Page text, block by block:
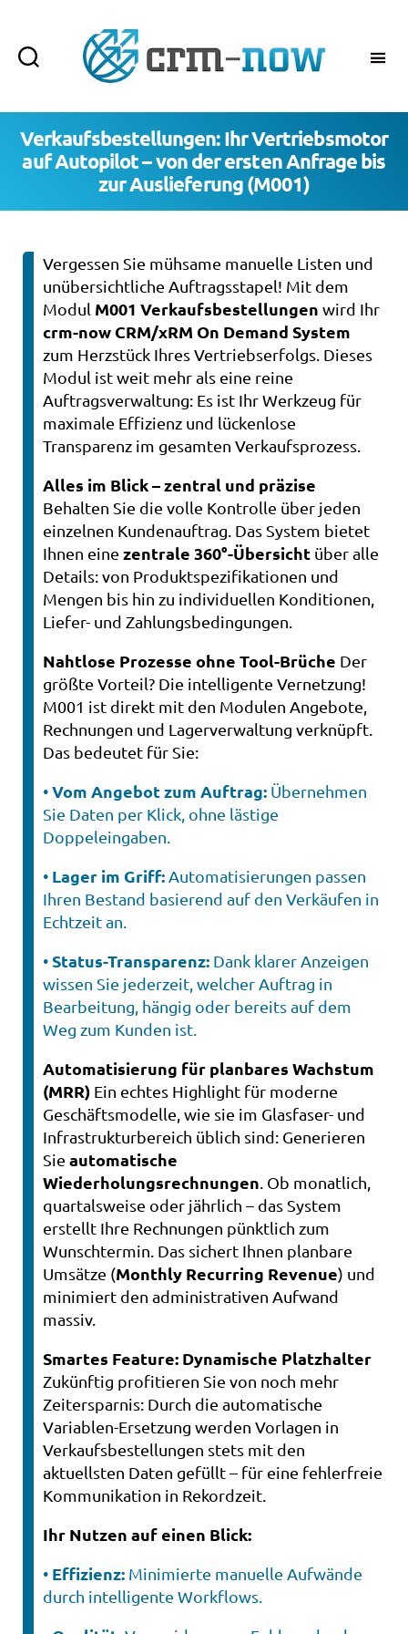
now
Verkaufsbestellungen: Ihr Vertriebsmotor
auf Autopilot – von der ersten Anfrage bis
zur Auslieferung (M001)
Vergessen Sie mühsame manuelle Listen und
unübersichtliche Auftragsstapel! Mit dem
Modul M001 Verkaufsbestellungen wird Ihr
crm-now CRM/xRM On Demand System
zum Herzstück Ihres Vertriebserfolgs. Dieses
Modul ist weit mehr als eine reine
Auftragsverwaltung: Es ist Ihr Werkzeug für
maximale Effizienz und lückenlose
Transparenz im gesamten Verkaufsprozess.
Alles im Blick – zentral und präzise
Behalten Sie die volle Kontrolle über jeden
einzelnen Kundenauftrag. Das System bietet
Ihnen einezentrale 360°-Übersicht über alle
Details: von Produktspezifikationen und
Mengen bis hin zu individuellen Konditionen,
Liefer- und Zahlungsbedingungen.
Nahtlose Prozesse ohne Tool-Brüche Der
größte Vorteil? Die intelligente Vernetzung!
M001 ist direkt mit den Modulen Angebote,
Rechnungen und Lagerverwaltung verknüpft.
Das bedeutet für Sie:
•Vom Angebot zum Auftrag: Übernehmen
Sie Daten per Klick, ohne lästige
Doppeleingaben.
• Lager im Griff: Automatisierungen passen
Ihren Bestand basierend auf den Verkäufen in
Echtzeit an.
•Status-Transparenz: Dank klarer Anzeigen
wissen Sie jederzeit, welcher Auftrag in
Bearbeitung, hängig oder bereits auf dem
Weg zum Kunden ist.
Automatisierung für planbares Wachstum
(MRR) Ein echtes Highlight für moderne
Geschäftsmodelle, wie sie im Glasfaser- und
Infrastrukturbereich üblich sind: Generieren
Sieautomatische
Wiederholungsrechnungen . Ob monatlich,
quartalsweise oder jährlich – das System
erstellt Ihre Rechnungen pünktlich zum
Wunschtermin. Das sichert Ihnen planbare
Umsätze (Monthly Recurring Revenue) und
minimiert den administrativen Aufwand
massiv.
Smartes Feature: Dynamische Platzhalter
Zukünftig profitieren Sie von noch mehr
Zeitersparnis: Durch die automatische
Variablen-Ersetzung werden Vorlagen in
Verkaufsbestellungen stets mit den
aktuellsten Daten gefüllt – für eine fehlerfreie
Kommunikation in Rekordzeit.
Ihr Nutzen auf einen Blick:
• Effizienz: Minimierte manuelle Aufwände
durch intelligente Workflows.